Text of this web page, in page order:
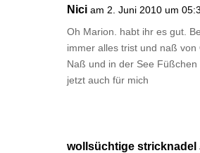
Nici am 2. Juni 2010 um
Oh Marion. habt ihr es gut.
immer alles trist und naß von
Naß und in der See
jetzt auch für mich
wollsüchtige stricknadel